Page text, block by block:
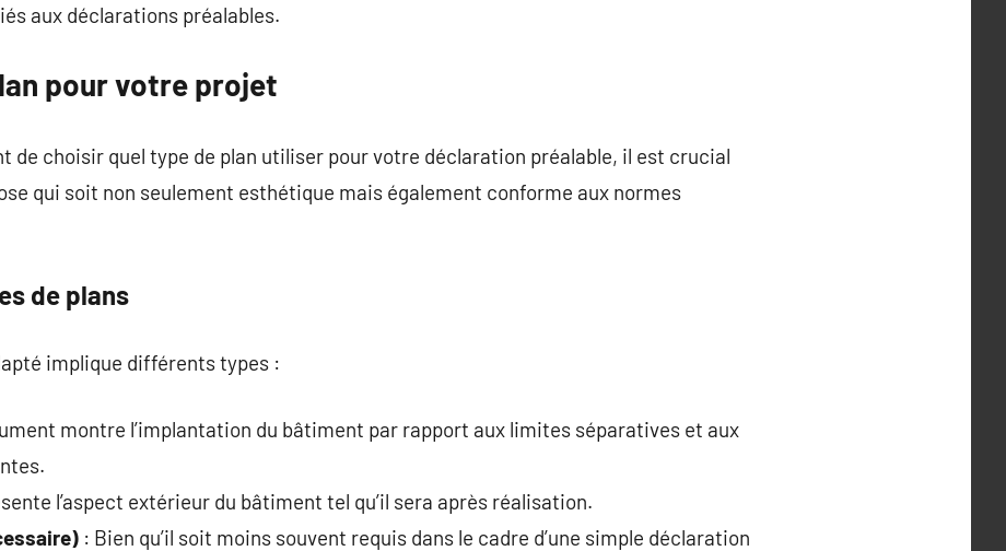
aux déclarations préalables.
pour votre projet
de choisir quel type de plan utiliser pour votre déclaration préalable, il est crucial
qui soit non seulement esthétique mais également conforme aux normes
de plans
implique différents types :
montre l’implantation du bâtiment par rapport aux limites séparatives et aux
l’aspect extérieur du bâtiment tel qu’il sera après réalisation.
: Bien qu’il soit moins souvent requis dans le cadre d’une simple déclaration